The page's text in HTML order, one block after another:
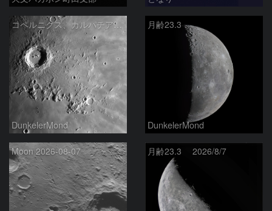
コペルニクス、カルパチア山脈付近
DunkelerMond
月齢23.3
DunkelerMond
Moon 2026-08-07 月齢23.3 2026/8/7